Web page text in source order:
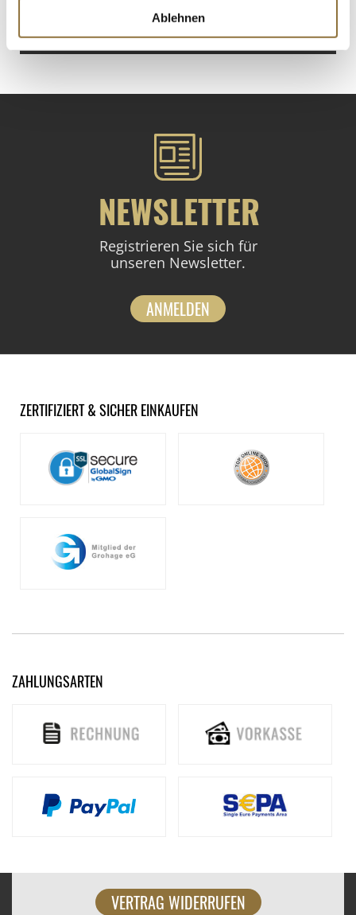
Ablehnen
St.
NEWSLETTER
Registrieren Sie sich für
unseren Newsletter.
ANMELDEN
ZERTIFIZIERT & SICHER EINKAUFEN
ZAHLUNGSARTEN
VERTRAG WIDERRUFEN